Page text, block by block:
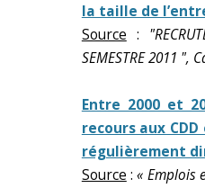
la taille de
Source :
SEMESTRE 2011 ",
Entre 2000 et
recours aux
régulièrement
Source :« Emplois